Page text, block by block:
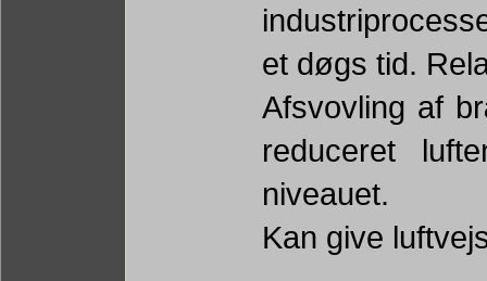
et døgs tid.
Afsvovling af
reduceret
niveauet.
Kan give